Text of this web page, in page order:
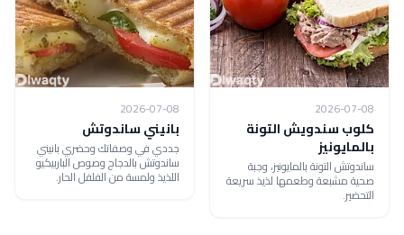
2026-07-08
كلوب سندويش التونة
بالمايونيز
ساندوتش التونة بالمايونيز، وجبة
صحية مشبعة وطعمها لذيذ سريعة
التحضير.
2026-07-08
بانيني ساندوتش
جددي في وصفاتك وحضري بانيني
ساندوتش بالدجاج وصوص الباربيكيو
اللذيذ ولمسة من الفلفل الحار.